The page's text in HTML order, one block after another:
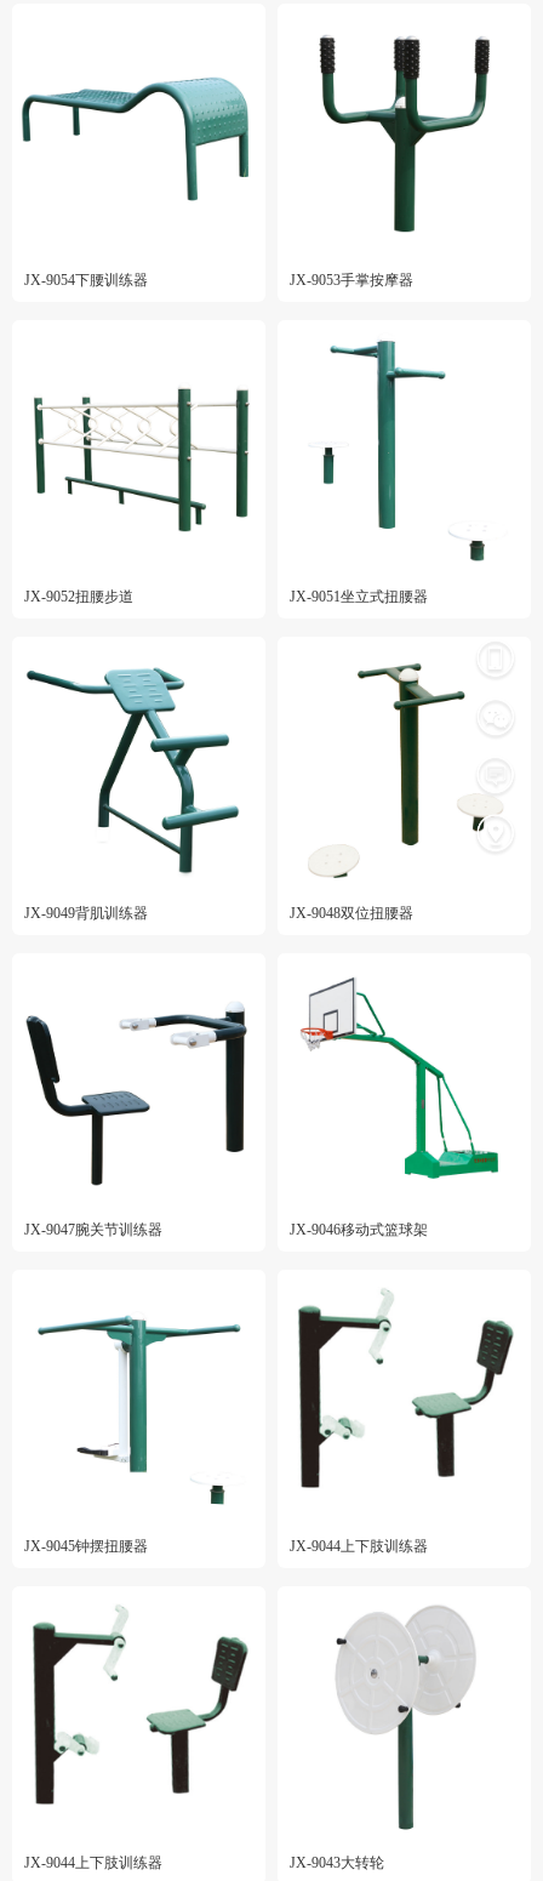
JX-9054下腰训练器 JX-9053手掌按摩器
JX-9052扭腰步道 JX-9051坐立式扭腰器
JX-9049背肌训练器 JX-9048双位扭腰器
JX-9047腕关节训练器 JX-9046移动式篮球架
JX-9045钟摆扭腰器 JX-9044上下肢训练器
JX-9044上下肢训练器 JX-9043大转轮